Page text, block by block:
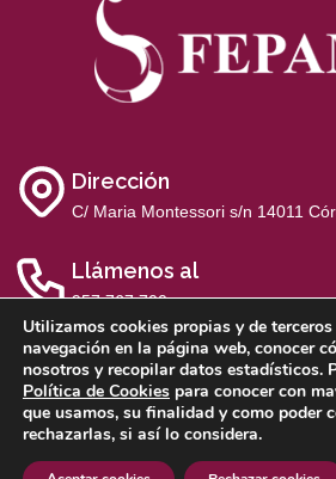
Dirección
C/ Maria Montessori s/n 14011
Llámenos al
957 767 700
Aviso LegalPolítica de Privacidad
Utilizamos cookies propias y de
navegación en la página web, conocer
nosotros y recopilar datos estadísticos.
Política de Cookies para conocer con
que usamos, su finalidad y como poder
rechazarlas, si así lo considera.